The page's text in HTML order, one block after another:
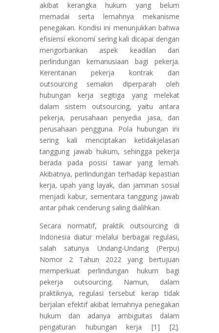
akibat kerangka hukum yang belum
memadai serta lemahnya mekanisme
penegakan. Kondisi ini menunjukkan bahwa
efisiensi ekonomi sering kali dicapai dengan
mengorbankan aspek keadilan dan
perlindungan kemanusiaan bagi pekerja.
Kerentanan pekerja kontrak dan
outsourcing semakin diperparah oleh
hubungan kerja segitiga yang melekat
dalam sistem outsourcing, yaitu antara
pekerja, perusahaan penyedia jasa, dan
perusahaan pengguna. Pola hubungan ini
sering kali menciptakan ketidakjelasan
tanggung jawab hukum, sehingga pekerja
berada pada posisi tawar yang lemah.
Akibatnya, perlindungan terhadap kepastian
kerja, upah yang layak, dan jaminan sosial
menjadi kabur, sementara tanggung jawab
antar pihak cenderung saling dialihkan.
Secara normatif, praktik outsourcing di
Indonesia diatur melalui berbagai regulasi,
salah satunya Undang-Undang (Perpu)
Nomor 2 Tahun 2022 yang bertujuan
memperkuat perlindungan hukum bagi
pekerja outsourcing. Namun, dalam
praktiknya, regulasi tersebut kerap tidak
berjalan efektif akibat lemahnya penegakan
hukum dan adanya ambiguitas dalam
pengaturan hubungan kerja [1] [2].